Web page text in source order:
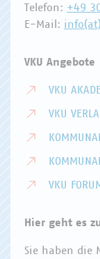
Telefon: +49
E-Mail:
VKU Angebote
VKU
VKU
VKU
Hier geht es
Sie haben die